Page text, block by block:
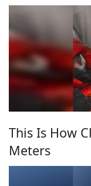
This Is How
Meters